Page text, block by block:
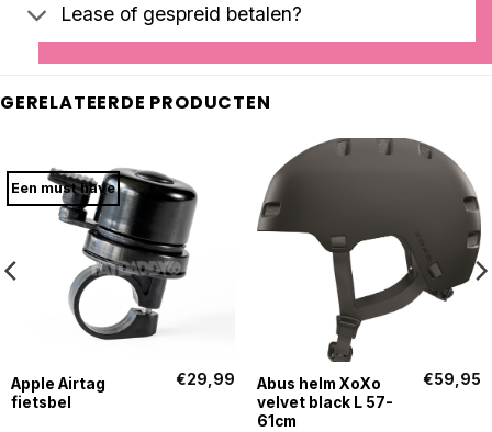
Lease of gespreid betalen?
GERELATEERDE PRODUCTEN
Een must have
Apple Airtag
fietsbel
€29,99
Abus helm XoXo
velvet black L 57-
61cm
€59,95